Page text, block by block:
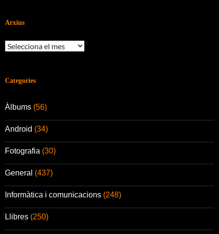
Arxius
Arxius
Categories
Àlbums (56)
Android (34)
Fotografia (30)
General (437)
Informàtica i comunicacions (248)
Llibres (250)